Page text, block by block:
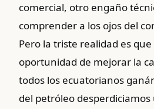
comercial, otro engaño
comprender a los ojos del
Pero la triste realidad es
oportunidad de mejorar la
todos los ecuatorianos
del petróleo